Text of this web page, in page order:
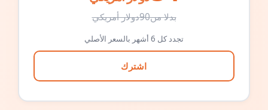
بدلا من90دولار أمريكي
تجدد كل 6 أشهر بالسعر الأصلي
اشترك